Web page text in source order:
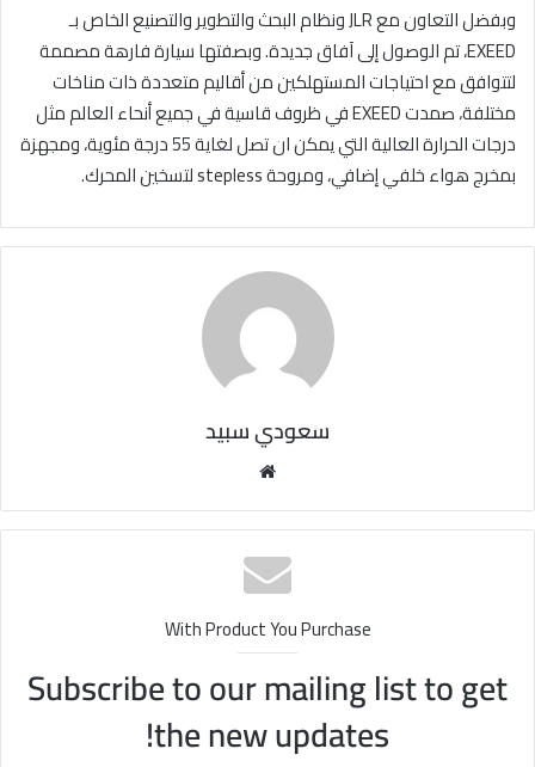
وبفضل التعاون مع JLR ونظام البحث والتطوير والتصنيع الخاص بـ
EXEED، تم الوصول إلى آفاق جديدة. وبصفتها سيارة فارهة مصممة
لتتوافق مع احتياجات المستهلكين من أقاليم متعددة ذات مناخات
مختلفة، صمدت EXEED في ظروف قاسية في جميع أنحاء العالم مثل
درجات الحرارة العالية التي يمكن ان تصل لغاية 55 درجة مئوية، ومجهزة
بمخرج هواء خلفي إضافي، ومروحة stepless لتسخين المحرك.
سعودي سبيد
الوي
ب
With Product You Purchase
Subscribe to our mailing list to get
the new updates!